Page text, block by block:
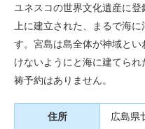
ユネスコの世界文化遺産に
上に建立された、まるで海
す。宮島は島全体が神域と
けないようにと海に建てら
祷予約はありません。
住所 広島県